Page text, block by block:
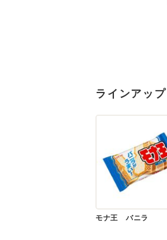
ラインアップ
モナ王 バニラ